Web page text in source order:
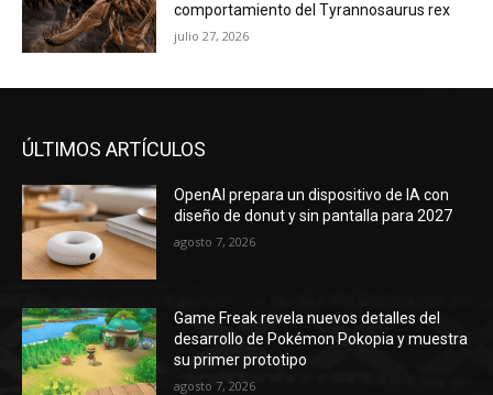
comportamiento del Tyrannosaurus rex
julio 27, 2026
ÚLTIMOS ARTÍCULOS
OpenAI prepara un dispositivo de IA con
diseño de donut y sin pantalla para 2027
agosto 7, 2026
Game Freak revela nuevos detalles del
desarrollo de Pokémon Pokopia y muestra
su primer prototipo
agosto 7, 2026